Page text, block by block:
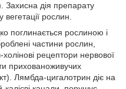
Захисна дія препарату
вегетації рослин.
поглинається рослиною і
частини рослин,
рецептори нервової
прихованоживучих
Лямбда-цигалотрин діє на